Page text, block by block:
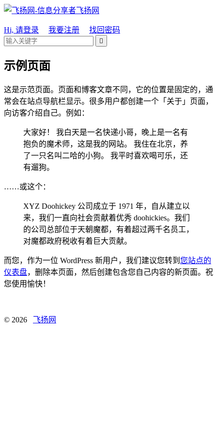
飞扬网
Hi, 请登录 我要注册 找回密码

示例页面
这是示范页面。页面和博客文章不同，它的位置是固定的，通
常会在站点导航栏显示。很多用户都创建一个「关于」页面，
向访客介绍自己。例如：
大家好！ 我白天是一名快递小哥，晚上是一名有
抱负的魔术师，这是我的网站。 我住在北京，养
了一只名叫二哈的小狗。 我平时喜欢喝可乐，还
有遛狗。
……或这个：
XYZ Doohickey 公司成立于 1971 年，自从建立以
来，我们一直向社会贡献着优秀 doohickies。我们
的公司总部位于天朝魔都，有着超过两千名员工，
对魔都政府税收有着巨大贡献。
而您，作为一位 WordPress 新用户，我们建议您转到 您站点的
仪表盘，删除本页面，然后创建包含您自己内容的新页面。祝
您使用愉快！
© 2026 飞扬网